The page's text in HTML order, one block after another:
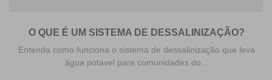
O QUE É UM SISTEMA DE DESSALINIZAÇÃO?
Entenda como funciona o sistema de dessalinização que leva
água potável para comunidades do...